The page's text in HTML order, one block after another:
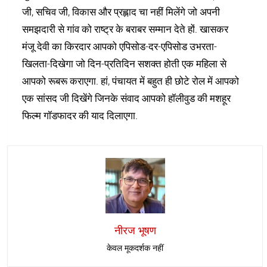
जी, सचिव जी, विकास और प्रह्लाद चा नहीं मिलेंगे जो अपनी
समझदारी से गांव को राष्ट्र के बराबर सम्मान देते हों. खासकर
मंजू देवी का किरदार आपको एपिसोड-दर-एपिसोड उभरता-
खिलता-दिखेगा जो दिन-प्रतिदिन सशक्त होती एक महिला से
आपको रूबरू कराएगा. हां, पंचायत में बहुत ही छोटे रोल में आपको
एक सांसद जी दिखेंगे जिनके संवाद आपको हॉलीवुड की मशहूर
फिल्म गॉडफादर की याद दिलाएगा.
नीरज भूषण
केवल मूकदर्शक नहीं